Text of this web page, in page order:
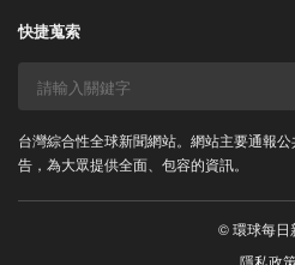
快捷蒐索
台灣綜合性全球新聞網站。網站主要通報
告，為大眾提供全面、包容的資訊。
© 環球每日